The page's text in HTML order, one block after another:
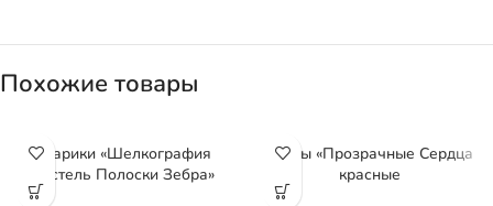
Похожие товары
Шарики «Шелкография
пастель Полоски Зебра»
Шары «Прозрачные Сердца
красные